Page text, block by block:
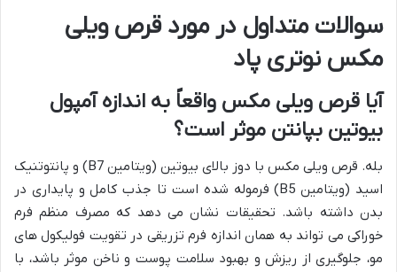
سوالات متداول در مورد قرص ویلی
مکس نوتری پاد
آیا قرص ویلی مکس واقعاً به اندازه آمپول
بیوتین بپانتن موثر است؟
بله. قرص ویلی مکس با دوز بالای بیوتین (ویتامین B7) و پانتوتنیک
اسید (ویتامین B5) فرموله شده است تا جذب کامل و پایداری در
بدن داشته باشد. تحقیقات نشان می دهد که مصرف منظم فرم
خوراکی می تواند به همان اندازه فرم تزریقی در تقویت فولیکول های
مو، جلوگیری از ریزش و بهبود سلامت پوست و ناخن موثر باشد، با